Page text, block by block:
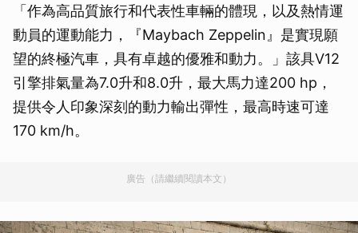
「作為高品質旅行和代表性車輛的體現，以及熱情運
動員的運動能力，『Maybach Zeppelin』是實現願
望的終極汽車，具有卓越的優雅和動力。」該具V12
引擎排氣量為7.0升和8.0升，最大馬力達200 hp，
提供令人印象深刻的動力輸出彈性，最高時速可達
170 km/h。
廣告（請繼續閱讀本文）